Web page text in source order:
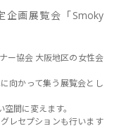
企画展覧会「Smoky
ー協会 大阪地区の女性会
向かって集う展覧会とし
間に変えます。
レセプションも行います